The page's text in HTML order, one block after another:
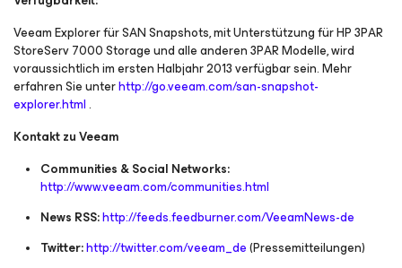
Veeam Explorer für SAN Snapshots, mit Unterstützung für HP 3PAR
StoreServ 7000 Storage und alle anderen 3PAR Modelle, wird
voraussichtlich im ersten Halbjahr 2013 verfügbar sein. Mehr
erfahren Sie unterhttp://go.veeam.com/san-snapshot-
explorer.html.
Kontakt zu Veeam
Communities & Social Networks:
http://www.veeam.com/communities.html
News RSS:http://feeds.feedburner.com/VeeamNews-de
Twitter:http://twitter.com/veeam_de(Pressemitteilungen)